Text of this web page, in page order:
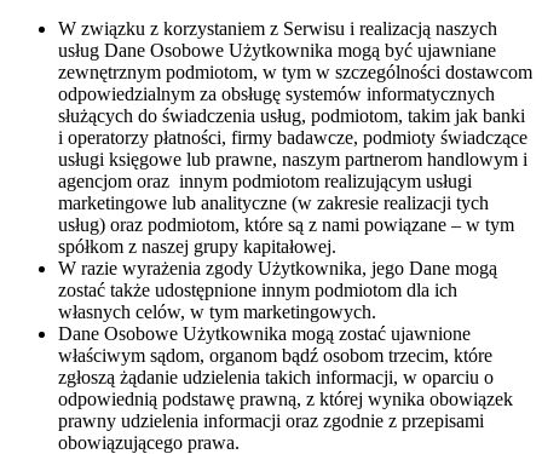
W związku z korzystaniem z Serwisu i realizacją naszych
usług Dane Osobowe Użytkownika mogą być ujawniane
zewnętrznym podmiotom, w tym w szczególności dostawcom
odpowiedzialnym za obsługę systemów informatycznych
służących do świadczenia usług, podmiotom, takim jak banki
i operatorzy płatności, firmy badawcze, podmioty świadczące
usługi księgowe lub prawne, naszym partnerom handlowym i
agencjom oraz innym podmiotom realizującym usługi
marketingowe lub analityczne (w zakresie realizacji tych
usług) oraz podmiotom, które są z nami powiązane – w tym
spółkom z naszej grupy kapitałowej.
W razie wyrażenia zgody Użytkownika, jego Dane mogą
zostać także udostępnione innym podmiotom dla ich
własnych celów, w tym marketingowych.
Dane Osobowe Użytkownika mogą zostać ujawnione
właściwym sądom, organom bądź osobom trzecim, które
zgłoszą żądanie udzielenia takich informacji, w oparciu o
odpowiednią podstawę prawną, z której wynika obowiązek
prawny udzielenia informacji oraz zgodnie z przepisami
obowiązującego prawa.